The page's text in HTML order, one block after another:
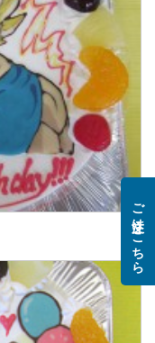
ご注文はこちら